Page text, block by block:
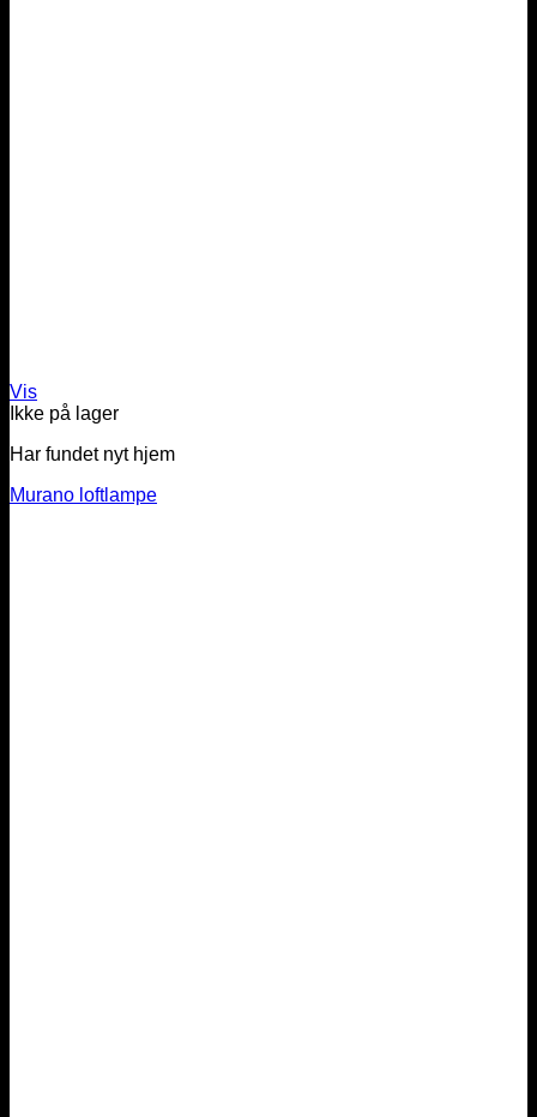
Vis
Ikke på lager
Har fundet nyt hjem
Murano loftlampe